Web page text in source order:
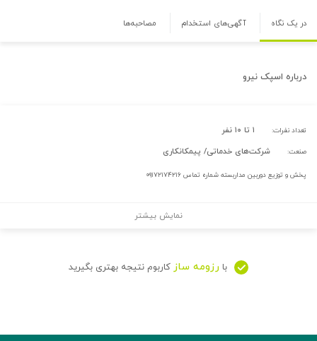
در یک نگاه آگهی‌های استخدام مصاحبه‌ها
درباره اسپک نیرو
تعداد نفرات: ۱ تا ۱۰ نفر
صنعت: شرکت‌های خدماتی/ پیمکانکاری
پخش و توزیع دوربین مداربسته شماره تماس ۰۹۱۷۲۱۷۴۲۱۶
نمایش بیشتر
با رزومه ساز کاربوم نتیجه بهتری بگیرید